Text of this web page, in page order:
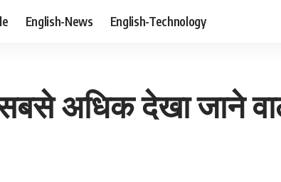
English-News English-Technology
अधिक देखा जाने